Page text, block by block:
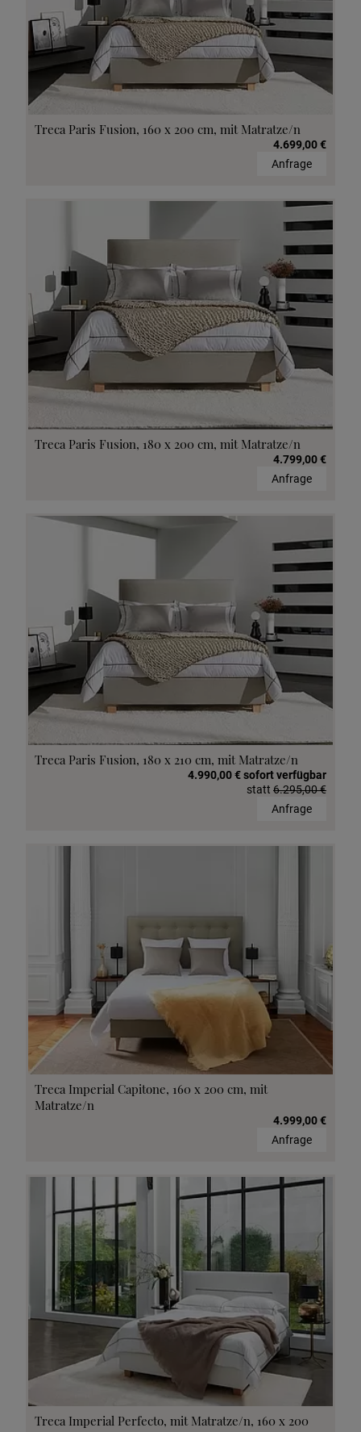
Treca Paris Fusion, 160 x 200 cm, mit Matratze/n
4.699,00 €
Anfrage
Treca Paris Fusion, 180 x 200 cm, mit Matratze/n
4.799,00 €
Anfrage
Treca Paris Fusion, 180 x 210 cm, mit Matratze/n
4.990,00 € sofort verfügbar
statt 6.295,00 €
Anfrage
Treca Imperial Capitone, 160 x 200 cm, mit
Matratze/n
4.999,00 €
Anfrage
Treca Imperial Perfecto, mit Matratze/n, 160 x 200